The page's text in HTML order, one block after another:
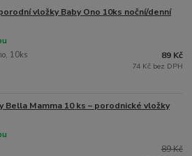
vložky Baby Ono 10ks noční/denní
10ks 89 Kč
74 Kč bez DPH
Bella Mamma 10 ks – porodnické vložky
89 Kč